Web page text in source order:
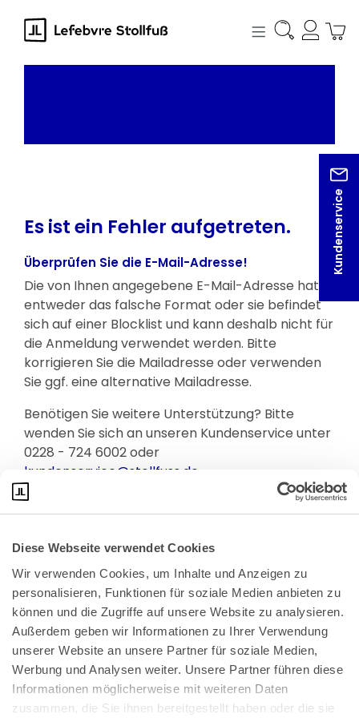
Diese Webseite verwendet Cookies
Wir verwenden Cookies, um Inhalte und Anzeigen zu
personalisieren, Funktionen für soziale Medien anbieten zu
können und die Zugriffe auf unsere Website zu analysieren.
Außerdem geben wir Informationen zu Ihrer Verwendung
unserer Website an unsere Partner für soziale Medien,
Werbung und Analysen weiter. Unsere Partner führen diese
Informationen möglicherweise mit weiteren Daten
zusammen, die Sie ihnen bereitgestellt haben oder die sie
springen
Kundenservice
Es ist ein Fehler aufgetreten.
Überprüfen Sie die E-Mail-Adresse!
Die von Ihnen angegebene E-Mail-Adresse hat
entweder das falsche Format oder sie befindet
sich auf einer Blocklist und kann deshalb nicht für
die Anmeldung verwendet werden. Bitte
korrigieren Sie die Mailadresse oder verwenden
Sie ggf. eine alternative Mailadresse.
Benötigen Sie weitere Unterstützung? Bitte
wenden Sie sich an unseren Kundenservice unter
0228 - 724 6002 oder
kundenservice@stollfuss.de
Bundeskanzlerplatz 2
53113 Bonn
Pressemitteilungen|AGB